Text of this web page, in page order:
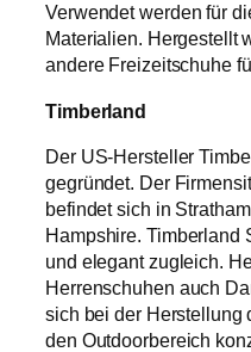
Verwendet werden für
Materialien. Hergestellt
andere Freizeitschuhe
Timberland
Der US-Hersteller
gegründet. Der
befindet sich in
Hampshire. Timberland
und elegant zugleich.
Herrenschuhen auch
sich bei der Herstellung
den Outdoorbereich